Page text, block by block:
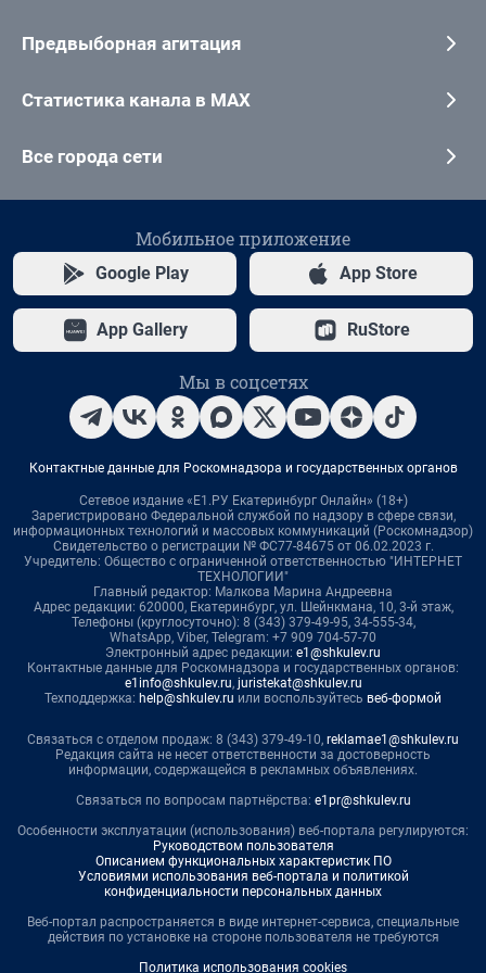
Предвыборная агитация
Статистика канала в MAX
Все города сети
Мобильное приложение
Google Play App Store
App Gallery RuStore
Мы в соцсетях
Контактные данные для Роскомнадзора и государственных органов
Сетевое издание «Е1.РУ Екатеринбург Онлайн» (18+)
Зарегистрировано Федеральной службой по надзору в сфере связи,
информационных технологий и массовых коммуникаций (Роскомнадзор)
Свидетельство о регистрации № ФС77-84675 от 06.02.2023 г.
Учредитель: Общество с ограниченной ответственностью "ИНТЕРНЕТ
ТЕХНОЛОГИИ"
Главный редактор: Малкова Марина Андреевна
Адрес редакции: 620000, Екатеринбург, ул. Шейнкмана, 10, 3-й этаж,
Телефоны (круглосуточно): 8 (343) 379-49-95, 34-555-34,
WhatsApp, Viber, Telegram: +7 909 704-57-70
Электронный адрес редакции: e1@shkulev.ru
Контактные данные для Роскомнадзора и государственных органов:
e1info@shkulev.ru, juristekat@shkulev.ru
Техподдержка: help@shkulev.ru или воспользуйтесь веб-формой
Связаться с отделом продаж: 8 (343) 379-49-10, reklamae1@shkulev.ru
Редакция сайта не несет ответственности за достоверность
информации, содержащейся в рекламных объявлениях.
Связаться по вопросам партнёрства: e1pr@shkulev.ru
Особенности эксплуатации (использования) веб-портала регулируются:
Руководством пользователя
Описанием функциональных характеристик ПО
Условиями использования веб-портала и политикой
конфиденциальности персональных данных
Веб-портал распространяется в виде интернет-сервиса, специальные
действия по установке на стороне пользователя не требуются
Политика использования cookies